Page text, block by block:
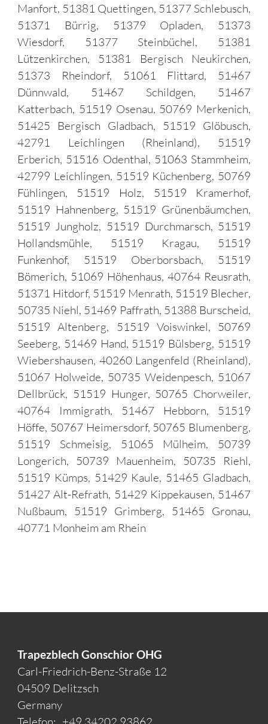
Manfort, 51381 Quettingen, 51377 Schlebusch,
51371 Bürrig, 51379 Opladen, 51373
Wiesdorf, 51377 Steinbüchel, 51381
Lützenkirchen, 51381 Bergisch Neukirchen,
51373 Rheindorf, 51061 Flittard, 51467
Dünnwald, 51467 Schildgen, 51467
Katterbach, 51519 Osenau, 50769 Merkenich,
51425 Bergisch Gladbach, 51519 Glöbusch,
42791 Leichlingen (Rheinland), 51519
Erberich, 51516 Odenthal, 51063 Stammheim,
42799 Leichlingen, 51519 Küchenberg, 50769
Fühlingen, 51519 Holz, 51519 Kramerhof,
51519 Hahnenberg, 51519 Grünenbäumchen,
51519 Jungholz, 51519 Durchmarsch, 51519
Hollandsmühle, 51519 Kragau, 51519
Funkenhof, 51519 Oberborsbach, 51519
Bömerich, 51069 Höhenhaus, 40764 Reusrath,
51371 Hitdorf, 51519 Menrath, 51519 Blecher,
50735 Niehl, 51469 Paffrath, 51388 Burscheid,
51519 Altenberg, 51519 Voiswinkel, 50769
Seeberg, 51469 Hand, 51519 Bülsberg, 51519
Wiebershausen, 40260 Langenfeld (Rheinland),
51067 Holweide, 50735 Weidenpesch, 51067
Dellbrück, 51519 Hunger, 50765 Chorweiler,
40764 Immigrath, 51467 Hebborn, 51519
Höffe, 50767 Heimersdorf, 50765 Blumenberg,
51519 Schmeisig, 51065 Mülheim, 50739
Longerich, 50739 Mauenheim, 50735 Riehl,
51519 Kümps, 51429 Kaule, 51465 Gladbach,
51427 Alt-Refrath, 51429 Kippekausen, 51467
Nußbaum, 51519 Grimberg, 51465 Gronau,
40771 Monheim am Rhein
Trapezblech Gonschior OHG
Carl-Friedrich-Benz-Straße 12
04509 Delitzsch
Germany